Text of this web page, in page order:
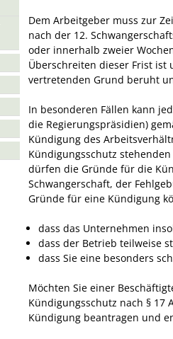
Dem Arbeitgeber muss zur
nach der 12.
oder innerhalb zweier
Überschreiten dieser Frist ist
vertretenden Grund beruht
In besonderen Fällen kann
die Regierungspräsidien)
Kündigung des
Kündigungsschutz
dürfen die Gründe für die
Schwangerschaft, der
Gründe für eine Kündigung
dass das Unternehmen
dass der Betrieb teilweise
dass Sie eine besonders
Möchten Sie einer
Kündigungsschutz nach § 17
Kündigung beantragen und